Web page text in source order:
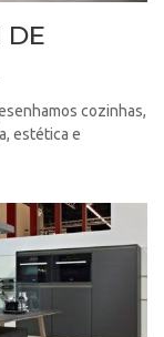
DE
cozinhas,
estética e